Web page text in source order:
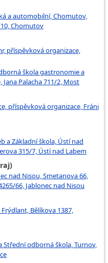
a automobilní, Chomutov,
Chomutov
příspěvková organizace,
škola gastronomie a
Palacha 711/2, Most
příspěvková organizace, Fráni
a Základní škola, Ústí nad
315/7, Ústí nad Labem
nad Nisou, Smetanova 66,
66, Jablonec nad Nisou
Bělíkova 1387,
odborná škola, Turnov,